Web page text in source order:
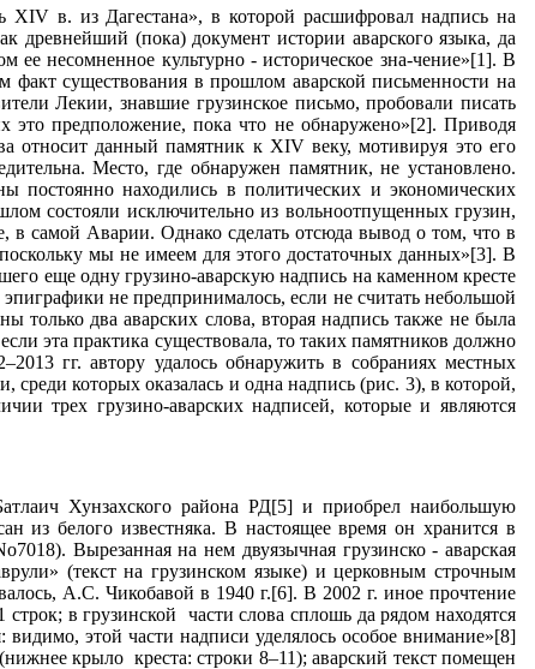
ХIV в. из Дагестана», в которой расшифровал надпись на
древнейший (пока) документ истории аварского языка, да
несомненное культурно - историческое зна-чение»[1]. В
факт существования в прошлом аварской письменности на
Лекии, знавшие грузинское письмо, пробовали писать
это предположение, пока что не обнаружено»[2]. Приводя
относит данный памятник к XIV веку, мотивируя это его
Место, где обнаружен памятник, не установлено.
постоянно находились в политических и экономических
состояли исключительно из вольноотпущенных грузин,
в самой Аварии. Однако сделать отсюда вывод о том, что в
мы не имеем для этого достаточных данных»[3]. В
еще одну грузино-аварскую надпись на каменном кресте
не предпринималось, если не считать небольшой
только два аварских слова, вторая надпись также не была
эта практика существовала, то таких памятников должно
гг. автору удалось обнаружить в собраниях местных
которых оказалась и одна надпись (рис. 3), в которой,
трех грузино-аварских надписей, которые и являются
Хунзахского района РД[5] и приобрел наибольшую
из белого известняка. В настоящее время он хранится в
Вырезанная на нем двуязычная грузинско - аварская
(текст на грузинском языке) и церковным строчным
А.С. Чикобавой в 1940 г.[6]. В 2002 г. иное прочтение
в грузинской части слова сплошь да рядом находятся
видимо, этой части надписи уделялось особое внимание»[8]
крыло креста: строки 8–11); аварский текст помещен